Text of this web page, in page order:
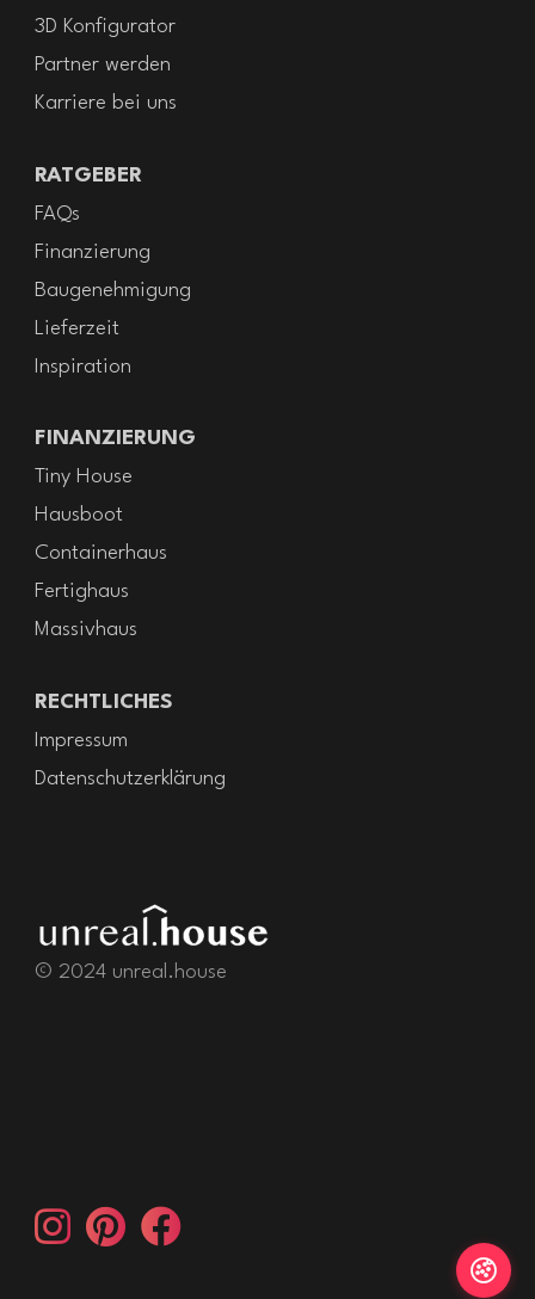
3D Konfigurator
Partner werden
Karriere bei uns
RATGEBER
FAQs
Finanzierung
Baugenehmigung
Lieferzeit
Inspiration
FINANZIERUNG
Tiny House
Hausboot
Containerhaus
Fertighaus
Massivhaus
RECHTLICHES
Impressum
Datenschutzerklärung
© 2024 unreal.house